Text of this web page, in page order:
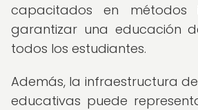
capacitados en métodos
garantizar una educación
todos los estudiantes.
Además, la infraestructura
educativas puede